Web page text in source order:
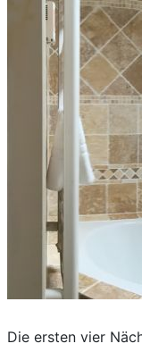
Die ersten vier